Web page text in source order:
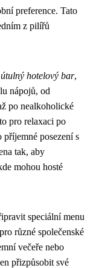
preference. Tato
z pilířů
útulný hotelový bar,
nápojů, od
po nealkoholické
pro relaxaci po
posezení s
tak, aby
mohou hosté
speciální menu
různé společenské
večeře nebo
přizpůsobit své